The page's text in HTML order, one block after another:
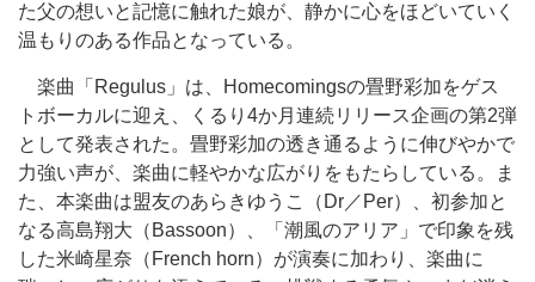
た父の想いと記憶に触れた娘が、静かに心をほどいていく
温もりのある作品となっている。
楽曲「Regulus」は、Homecomingsの畳野彩加をゲス
トボーカルに迎え、くるり4か月連続リリース企画の第2弾
として発表された。畳野彩加の透き通るように伸びやかで
力強い声が、楽曲に軽やかな広がりをもたらしている。ま
た、本楽曲は盟友のあらきゆうこ（Dr／Per）、初参加と
なる高島翔大（Bassoon）、「潮風のアリア」で印象を残
した米崎星奈（French horn）が演奏に加わり、楽曲に